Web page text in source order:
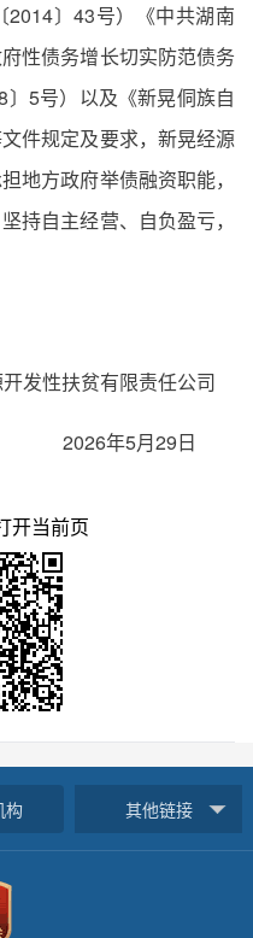
〕43号）《中共湖南
性债务增长切实防范债务
5号）以及《新晃侗族自
件规定及要求，新晃经源
地方政府举债融资职能，
持自主经营、自负盈亏，
发性扶贫有限责任公司
2026年5月29日
开当前页
构 其他链接